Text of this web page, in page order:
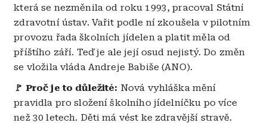
která se nezměnila od roku 1993, pracoval Státní
zdravotní ústav. Vařit podle ní zkoušela v pilotním
provozu řada školních jídelen a platit měla od
příštího září. Teď je ale její osud nejistý. Do změn
se vložila vláda Andreje Babiše (ANO).
🚩 Proč je to důležité: Nová vyhláška mění
pravidla pro složení školního jídelníčku po více
než 30 letech. Děti má vést ke zdravější stravě.